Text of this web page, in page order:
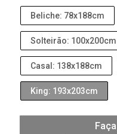
Beliche: 78x188cm
Solteirão: 100x200cm
Casal: 138x188cm
King: 193x203cm